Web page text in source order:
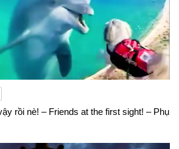
rồi nè! – Friends at the first sight! – Phụ